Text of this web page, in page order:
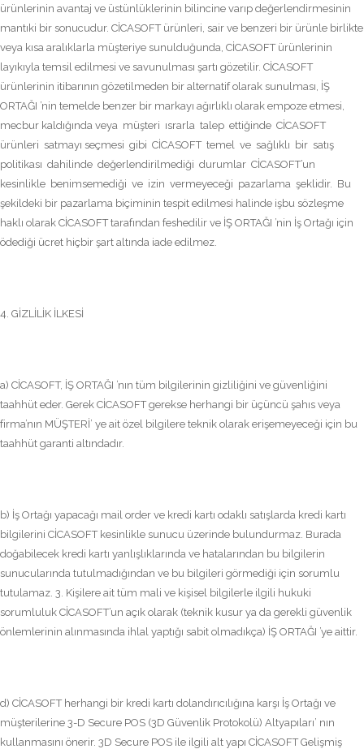
ürünlerinin avantaj ve üstünlüklerinin bilincine varıp değerlendirmesinin
mantıki bir sonucudur. CİCASOFT ürünleri, sair ve benzeri bir ürünle birlikte
veya kısa aralıklarla müşteriye sunulduğunda, CİCASOFT ürünlerinin
layıkıyla temsil edilmesi ve savunulması şartı gözetilir. CİCASOFT
ürünlerinin itibarının gözetilmeden bir alternatif olarak sunulması, İŞ
ORTAĞI ’nin temelde benzer bir markayı ağırlıklı olarak empoze etmesi,
mecbur kaldığında veya müşteri ısrarla talep ettiğinde CİCASOFT
ürünleri satmayı seçmesi gibi CİCASOFT temel ve sağlıklı bir satış
politikası dahilinde değerlendirilmediği durumlar CİCASOFT’un
kesinlikle benimsemediği ve izin vermeyeceği pazarlama şeklidir. Bu
şekildeki bir pazarlama biçiminin tespit edilmesi halinde işbu sözleşme
haklı olarak CİCASOFT tarafından feshedilir ve İŞ ORTAĞI ’nin İş Ortağı için
ödediği ücret hiçbir şart altında iade edilmez.
4. GİZLİLİK İLKESİ
a) CİCASOFT, İŞ ORTAĞI ’nın tüm bilgilerinin gizliliğini ve güvenliğini
taahhüt eder. Gerek CİCASOFT gerekse herhangi bir üçüncü şahıs veya
firma’nın MÜŞTERİ’ ye ait özel bilgilere teknik olarak erişemeyeceği için bu
taahhüt garanti altındadır.
b) İş Ortağı yapacağı mail order ve kredi kartı odaklı satışlarda kredi kartı
bilgilerini CİCASOFT kesinlikle sunucu üzerinde bulundurmaz. Burada
doğabilecek kredi kartı yanlışlıklarında ve hatalarından bu bilgilerin
sunucularında tutulmadığından ve bu bilgileri görmediği için sorumlu
tutulamaz. 3. Kişilere ait tüm mali ve kişisel bilgilerle ilgili hukuki
sorumluluk CİCASOFT’un açık olarak (teknik kusur ya da gerekli güvenlik
önlemlerinin alınmasında ihlal yaptığı sabit olmadıkça) İŞ ORTAĞI ’ye aittir.
d) CİCASOFT herhangi bir kredi kartı dolandırıcılığına karşı İş Ortağı ve
müşterilerine 3-D Secure POS (3D Güvenlik Protokolü) Altyapıları’ nın
kullanmasını önerir. 3D Secure POS ile ilgili alt yapı CİCASOFT Gelişmiş